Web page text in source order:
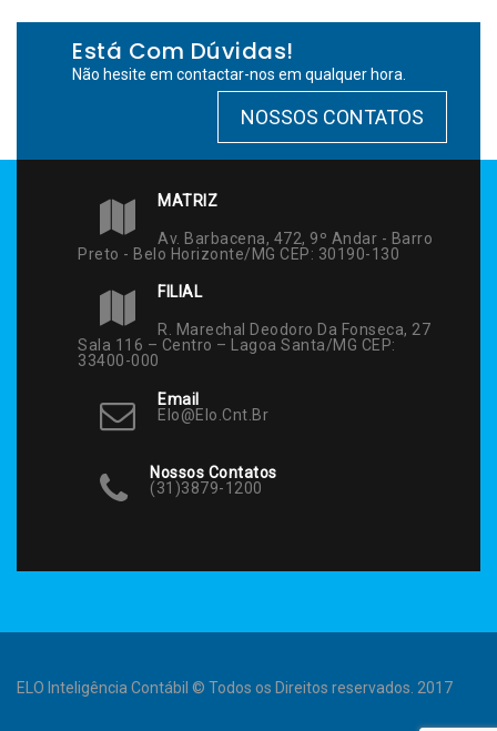
Está Com Dúvidas!
Não hesite em contactar-nos em qualquer hora.
NOSSOS CONTATOS
MATRIZ
Av. Barbacena, 472, 9º Andar - Barro
Preto - Belo Horizonte/MG CEP: 30190-130
FILIAL
R. Marechal Deodoro Da Fonseca, 27
Sala 116 – Centro – Lagoa Santa/MG CEP:
33400-000
Email
Elo@elo.cnt.br
Nossos Contatos
(31)3879-1200
ELO Inteligência Contábil © Todos os Direitos reservados. 2017